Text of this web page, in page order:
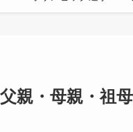
親・母親・祖